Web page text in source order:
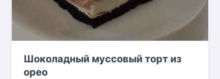
Шоколадный муссовый торт из
орео